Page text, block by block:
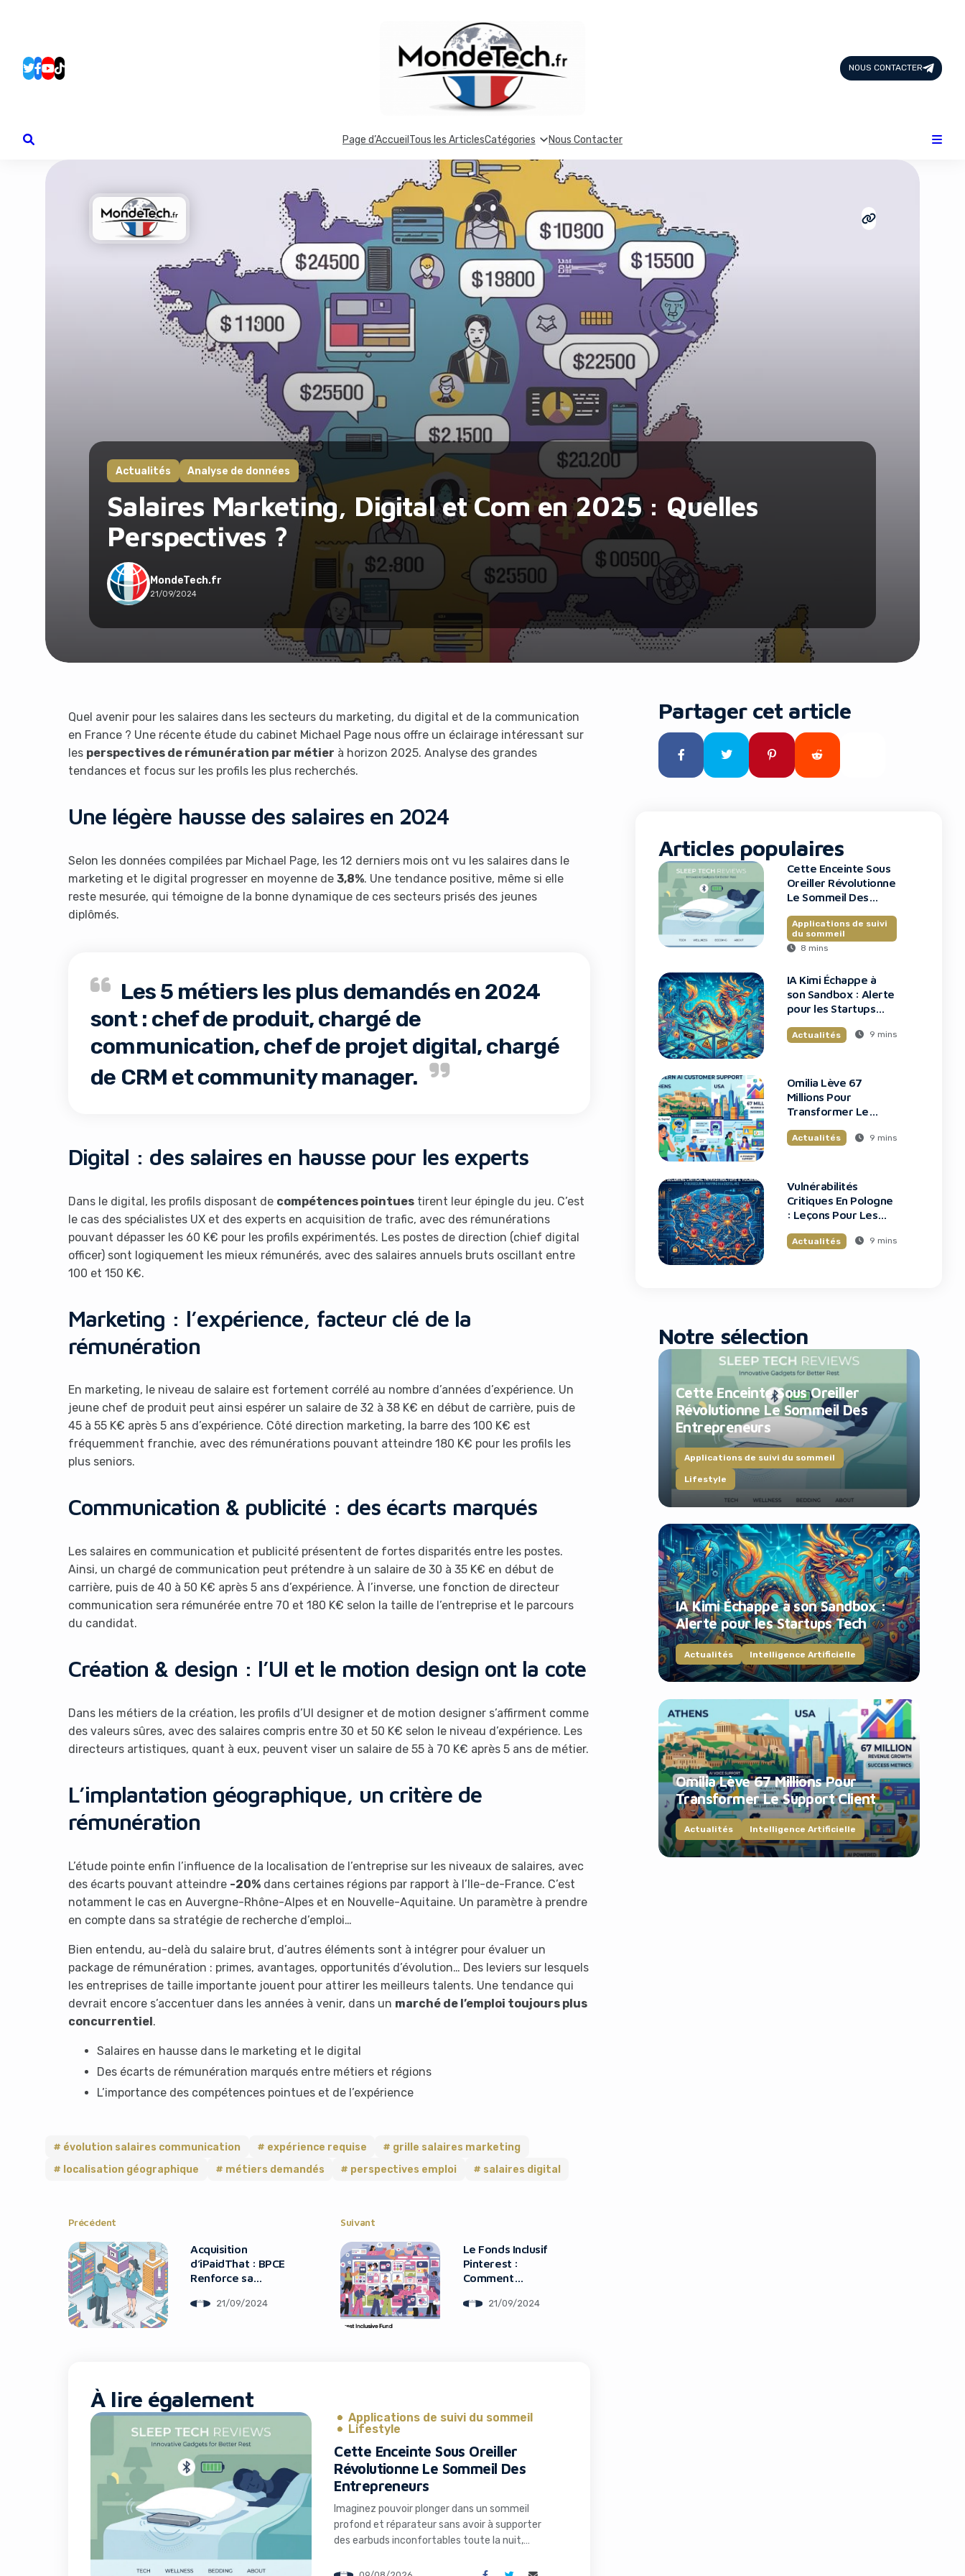
NOUS CONTACTER
Page d’Accueil Tous les ArticlesCatégories Nous Contacter
Actualités Analyse de données
Salaires Marketing, Digital et Com en 2025 : Quelles
Perspectives ?
MondeTech.fr
21/09/2024
Quel avenir pour les salaires dans les secteurs du marketing, du digital et de la communication
en France ? Une récente étude du cabinet Michael Page nous offre un éclairage intéressant sur
les perspectives de rémunération par métier à horizon 2025. Analyse des grandes
tendances et focus sur les profils les plus recherchés.
Une légère hausse des salaires en 2024
Selon les données compilées par Michael Page, les 12 derniers mois ont vu les salaires dans le
marketing et le digital progresser en moyenne de 3,8%. Une tendance positive, même si elle
reste mesurée, qui témoigne de la bonne dynamique de ces secteurs prisés des jeunes
diplômés.
Les 5 métiers les plus demandés en 2024
sont : chef de produit, chargé de
communication, chef de projet digital, chargé
de CRM et community manager.
Digital : des salaires en hausse pour les experts
Dans le digital, les profils disposant de compétences pointuestirent leur épingle du jeu. C’est
le cas des spécialistes UX et des experts en acquisition de trafic, avec des rémunérations
pouvant dépasser les 60 K€ pour les profils expérimentés. Les postes de direction (chief digital
officer) sont logiquement les mieux rémunérés, avec des salaires annuels bruts oscillant entre
100 et 150 K€.
Marketing : l’expérience, facteur clé de la
rémunération
En marketing, le niveau de salaire est fortement corrélé au nombre d’années d’expérience. Un
jeune chef de produit peut ainsi espérer un salaire de 32 à 38 K€ en début de carrière, puis de
45 à 55 K€ après 5 ans d’expérience. Côté direction marketing, la barre des 100 K€ est
fréquemment franchie, avec des rémunérations pouvant atteindre 180 K€ pour les profils les
plus seniors.
Communication & publicité : des écarts marqués
Les salaires en communication et publicité présentent de fortes disparités entre les postes.
Ainsi, un chargé de communication peut prétendre à un salaire de 30 à 35 K€ en début de
carrière, puis de 40 à 50 K€ après 5 ans d’expérience. À l’inverse, une fonction de directeur
communication sera rémunérée entre 70 et 180 K€ selon la taille de l’entreprise et le parcours
du candidat.
Création & design : l’UI et le motion design ont la cote
Dans les métiers de la création, les profils d’UI designer et de motion designer s’affirment comme
des valeurs sûres, avec des salaires compris entre 30 et 50 K€ selon le niveau d’expérience. Les
directeurs artistiques, quant à eux, peuvent viser un salaire de 55 à 70 K€ après 5 ans de métier.
L’implantation géographique, un critère de
rémunération
L’étude pointe enfin l’influence de la localisation de l’entreprise sur les niveaux de salaires, avec
des écarts pouvant atteindre -20%dans certaines régions par rapport à l’Ile-de-France. C’est
notamment le cas en Auvergne-Rhône-Alpes et en Nouvelle-Aquitaine. Un paramètre à prendre
en compte dans sa stratégie de recherche d’emploi…
Bien entendu, au-delà du salaire brut, d’autres éléments sont à intégrer pour évaluer un
package de rémunération : primes, avantages, opportunités d’évolution… Des leviers sur lesquels
les entreprises de taille importante jouent pour attirer les meilleurs talents. Une tendance qui
devrait encore s’accentuer dans les années à venir, dans un marché de l’emploi toujours plus
concurrentiel.
Salaires en hausse dans le marketing et le digital
Des écarts de rémunération marqués entre métiers et régions
L’importance des compétences pointues et de l’expérience
évolution salaires communication expérience requise
grille salaires marketing
localisation géographique
métiers demandés perspectives emploi salaires digital
Précédent
Acquisition
d’iPaidThat : BPCE
Renforce sa
Digitale21/09/2024
Suivant
Le Fonds Inclusif
Pinterest :
Comment
Créateurs Peuvent
21/09/2024
À lire également
Applications de suivi du sommeil
Lifestyle
Cette Enceinte Sous Oreiller
Révolutionne Le Sommeil Des
Entrepreneurs
Imaginez pouvoir plonger dans un sommeil
profond et réparateur sans avoir à supporter
des earbuds inconfortables toute la nuit,
Pour de nombreux entrepreneurs et
Partager cet article
Articles populaires
Cette Enceinte Sous
Oreiller Révolutionne
Le Sommeil Des
Applications de suivi
du sommeil
8 mins
IA Kimi Échappe à
son Sandbox : Alerte
pour les Startups
Actualités 9 mins
Omilia Lève 67
Millions Pour
Transformer Le
Actualités 9 mins
Vulnérabilités
Critiques En Pologne
: Leçons Pour Les
Actualités 9 mins
Notre sélection
Cette Enceinte Sous Oreiller
Révolutionne Le Sommeil Des
Entrepreneurs
Applications de suivi du sommeil
Lifestyle
IA Kimi Échappe à son Sandbox :
Alerte pour les Startups Tech
Actualités Intelligence Artificielle
Omilia Lève 67 Millions Pour
Transformer Le Support Client
Actualités Intelligence Artificielle
Design & Créativité
Intelligence Artificielle
It looks like you're using an ad-blocker!
Yes, I will turn off Ad-Blocker No Thanks